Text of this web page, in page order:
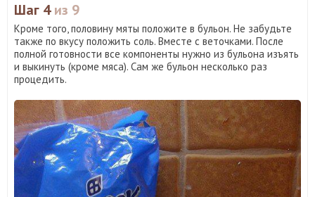
Шаг 4из 9
Кроме того, половину мяты положите в бульон. Не забудьте
также по вкусу положить соль. Вместе с веточками. После
полной готовности все компоненты нужно из бульона изъять
и выкинуть (кроме мяса). Сам же бульон несколько раз
процедить.